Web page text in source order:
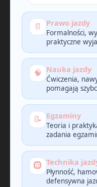
📄 Prawo jazdy
Formalności,
praktyczne
🧠 Nauka jazdy
Ćwiczenia,
pomagają
📝 Egzaminy
Teoria i
zadania
🛞 Technika
Płynność,
defensywna